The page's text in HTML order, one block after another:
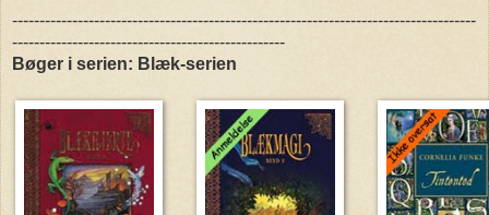
-------------------------------------------------------------------------------------
--------------------------------------------------
Bøger i serien: Blæk-serien